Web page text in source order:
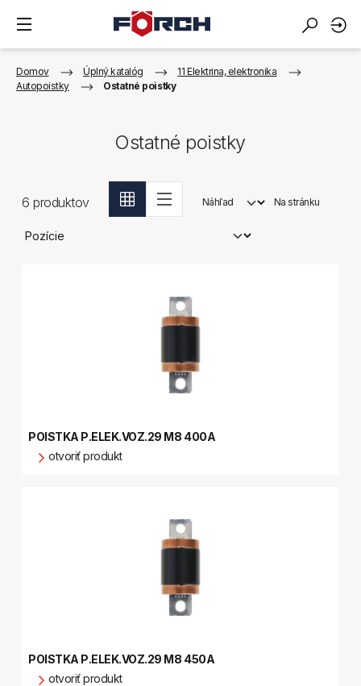
Domov Úplný katalóg
11 Elektrina, elektronika
Autopoistky
Ostatné poistky
Ostatné poistky
6 produktov Náhľad Na stránku
POISTKA P.ELEK.VOZ.29 M8 400A
otvoriť produkt
POISTKA P.ELEK.VOZ.29 M8 450A
otvoriť produkt